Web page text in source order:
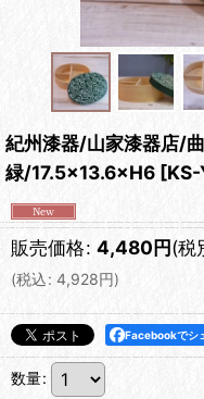
紀州漆器/山家漆器店/
緑/17.5×13.6×H6 [
販売価格: 4,480円(税
(税込: 4,928円)
Facebookでシ
数量: